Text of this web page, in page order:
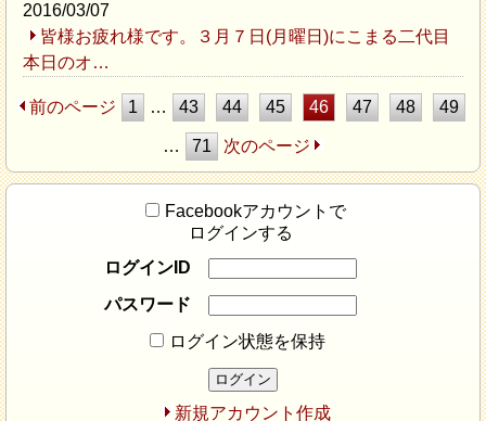
2016/03/07
皆様お疲れ様です。３月７日(月曜日)にこまる二代目
本日のオ…
前のページ 1 … 43 44 45 46 47 48 49
… 71 次のページ
Facebookアカウントで
ログインする
ログインID
パスワード
ログイン状態を保持
新規アカウント作成